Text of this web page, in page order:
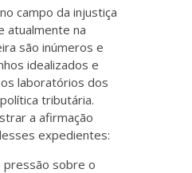
campo da injustiça
atualmente na
são inúmeros e
idealizados e
laboratórios dos
tributária.
a afirmação
expedientes:
pressão sobre o